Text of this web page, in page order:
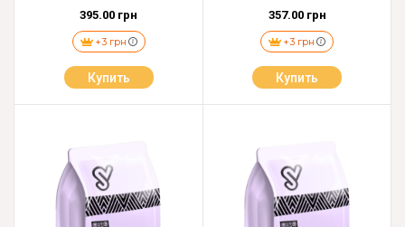
395.00 грн
+3 грн
Купить
357.00 грн
+3 грн
Купить